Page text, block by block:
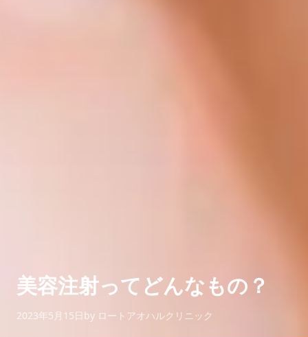
美容注射ってどんなもの？
2023年5月15日 by ロートアオハルクリニック